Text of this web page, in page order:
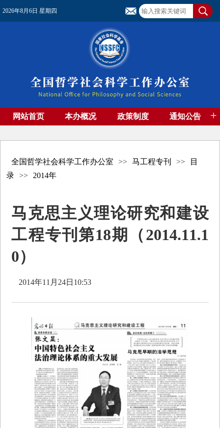
2026年8月6日 星期四
网站首页 本办概况 政策制度 通知公告 +
全国哲学社会科学工作办公室 >> 马工程专刊 >>
目
录
>> 2014年
马克思主义理论研究和建设
工程专刊第18期（2014.11.1
0）
2014年11月24日10:53